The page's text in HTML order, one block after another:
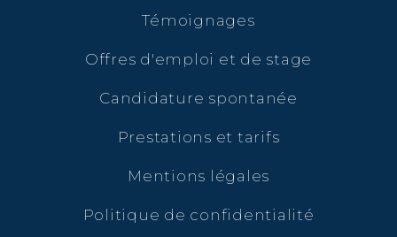
Témoignages
Offres d'emploi et de stage
Candidature spontanée
Prestations et tarifs
Mentions légales
Politique de confidentialité